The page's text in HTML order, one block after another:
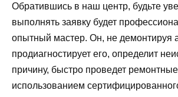
Обратившись в наш центр, будьте
выполнять заявку будет
опытный мастер. Он, не демонтируя
продиагностирует его, определит
причину, быстро проведет
использованием